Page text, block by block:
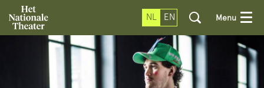
NL EN Menu